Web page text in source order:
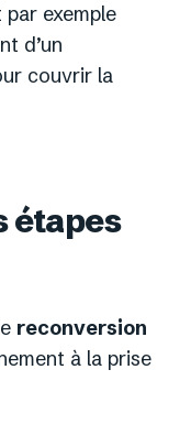
exemple
d’un
couvrir la
étapes
reconversion
à la prise